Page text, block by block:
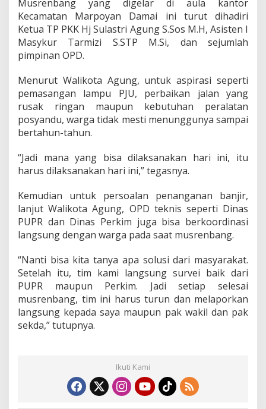
Musrenbang yang digelar di aula kantor
Kecamatan Marpoyan Damai ini turut dihadiri
Ketua TP PKK Hj Sulastri Agung S.Sos M.H, Asisten I
Masykur Tarmizi S.STP M.Si, dan sejumlah
pimpinan OPD.
Menurut Walikota Agung, untuk aspirasi seperti
pemasangan lampu PJU, perbaikan jalan yang
rusak ringan maupun kebutuhan peralatan
posyandu, warga tidak mesti menunggunya sampai
bertahun-tahun.
“Jadi mana yang bisa dilaksanakan hari ini, itu
harus dilaksanakan hari ini,” tegasnya.
Kemudian untuk persoalan penanganan banjir,
lanjut Walikota Agung, OPD teknis seperti Dinas
PUPR dan Dinas Perkim juga bisa berkoordinasi
langsung dengan warga pada saat musrenbang.
“Nanti bisa kita tanya apa solusi dari masyarakat.
Setelah itu, tim kami langsung survei baik dari
PUPR maupun Perkim. Jadi setiap selesai
musrenbang, tim ini harus turun dan melaporkan
langsung kepada saya maupun pak wakil dan pak
sekda,” tutupnya.
Ikuti Kami